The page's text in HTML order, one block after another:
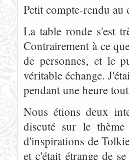
Petit compte-rendu au
La table ronde s'est
Contrairement à ce
de personnes, et le
véritable échange.
pendant une heure
Nous étions deux
discuté sur le
d'inspirations de
et c'était étrange de